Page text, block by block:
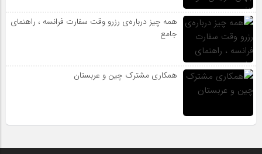
همه چیز درباره‌ی رزرو وقت سفارت فرانسه ، راهنمای
جامع
همکاری مشترک چین و عربستان